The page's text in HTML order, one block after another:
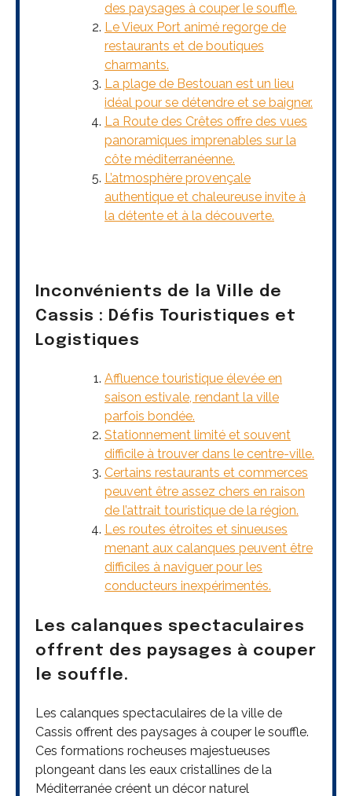
des paysages à couper le souffle.
Le Vieux Port animé regorge de
restaurants et de boutiques
charmants.
La plage de Bestouan est un lieu
idéal pour se détendre et se baigner.
La Route des Crêtes offre des vues
panoramiques imprenables sur la
côte méditerranéenne.
L’atmosphère provençale
authentique et chaleureuse invite à
la détente et à la découverte.
Inconvénients de la Ville de
Cassis : Défis Touristiques et
Logistiques
Affluence touristique élevée en
saison estivale, rendant la ville
parfois bondée.
Stationnement limité et souvent
difficile à trouver dans le centre-ville.
Certains restaurants et commerces
peuvent être assez chers en raison
de l’attrait touristique de la région.
Les routes étroites et sinueuses
menant aux calanques peuvent être
difficiles à naviguer pour les
conducteurs inexpérimentés.
Les calanques spectaculaires
offrent des paysages à couper
le souffle.
Les calanques spectaculaires de la ville de
Cassis offrent des paysages à couper le souffle.
Ces formations rocheuses majestueuses
plongeant dans les eaux cristallines de la
Méditerranée créent un décor naturel